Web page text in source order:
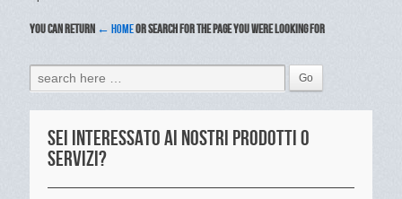
YOU CAN RETURN ← HOMEOR SEARCH FOR THE PAGE YOU WERE LOOKING FOR
Sei interessato ai nostri prodotti o
servizi?